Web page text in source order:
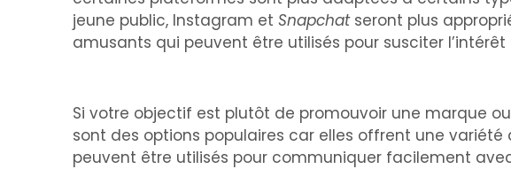
jeune public, Instagram et Snapchatseront plus
amusants qui peuvent être utilisés pour susciter
Si votre objectif est plutôt de promouvoir une marque
sont des options populaires car elles offrent une
peuvent être utilisés pour communiquer facilement